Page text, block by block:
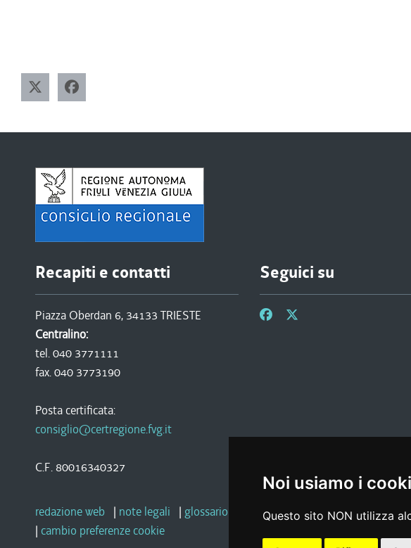
Noi usiamo i
Questo sito NON utilizza
Recapiti e contatti
Piazza Oberdan 6, 34133 TRIESTE
Centralino:
tel. 040 3771111
fax. 040 3773190
Posta certificata:
consiglio@certregione.fvg.it
C.F. 80016340327
Seguici su
redazione web | note legali | glossario privacy |social media policy |
| cambio preferenze cookie